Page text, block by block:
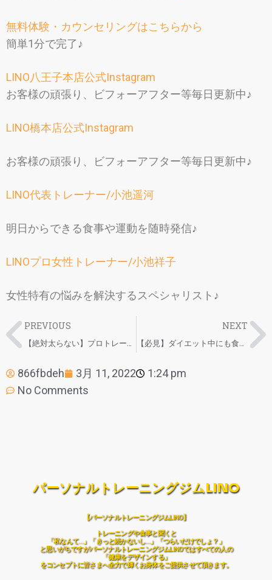
無料体験・カウンセリングはこちらから
簡単1分で完了♪
LINO八王子本店公式Instagram
お客様の頑張り、ビフォーアフター等毎日更新中♪
LINO橋本店公式Instagram
お客様の頑張り、ビフォーアフター等毎日更新中♪
LINO代表トレーナー/小池遥河
明日からできる食事や運動を随時発信♪
LINOプロ女性トレーナー/小池祥子
女性特有の悩みを解決するスペシャリスト♪
PREVIOUS NEXT
866fbdeh 3月 11, 2022
1:24 pm
No Comments
パーソナルトレーニングジムLINO
【パーソナルトレーニングジムLINO】
トレーニングや食事と聞くと
「私なんて…」「きっと続かないし…」「つらいだけでしょ？」
と思いがちですがパーソナルトレーニングジムLINOではすべての人の
「健康をデザインする」
をコンセプトに皆さまへ全力で輝くお身体をご提供させて頂きます。